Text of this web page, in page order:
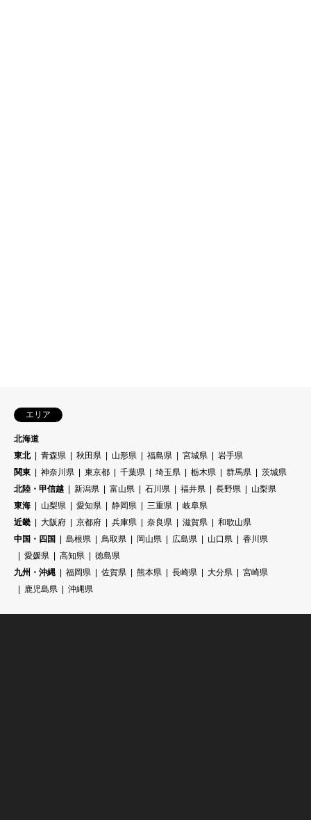
エリア
北海道
東北
青森県 秋田県 山形県 福島県 宮城県
岩手県
関東
神奈川県 東京都 千葉県 埼玉県 栃木県 群馬県
茨城県
北陸・甲信越
新潟県 富山県 石川県 福井県 長野県
山梨県
東海
山梨県 愛知県 静岡県 三重県
岐阜県
近畿
大阪府 京都府 兵庫県 奈良県 滋賀県
和歌山県
中国・四国
島根県 鳥取県 岡山県 広島県 山口県
香川県
愛媛県
高知県
徳島県
九州・沖縄
福岡県 佐賀県 熊本県 長崎県 大分県
宮崎県
鹿児島県
沖縄県